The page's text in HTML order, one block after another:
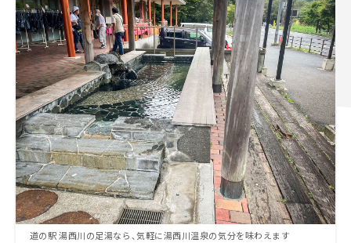
道の駅 湯西川の足湯なら、気軽に湯西川温泉の気分を味わえます